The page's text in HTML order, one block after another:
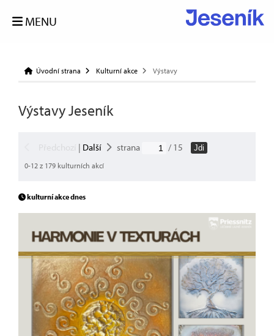
MENU
Úvodní strana Kulturní akce Výstavy
Výstavy Jeseník
| Další strana / 15
Jdi
0-12 z 179 kulturních akcí
kulturní akce dnes